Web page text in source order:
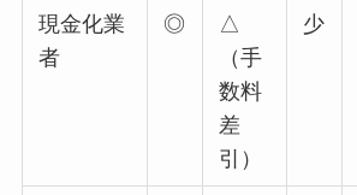
現金化業
者
◎
△
（手
数料
差
引）
少